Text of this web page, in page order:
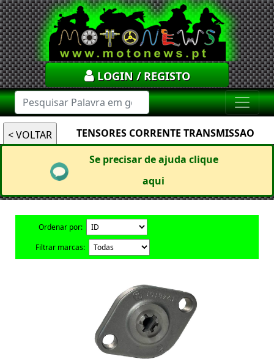
LOGIN / REGISTO
TENSORES CORRENTE TRANSMISSAO
Se precisar de ajuda clique
aqui
Ordenar por:
Filtrar marcas: